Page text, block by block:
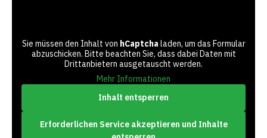
Sie müssen den Inhalt von hCaptcha laden, um das Formular
abzuschicken. Bitte beachten Sie, dass dabei Daten mit
Drittanbietern ausgetauscht werden.
Mehr Informationen
Inhalt entsperren
Erforderlichen Service akzeptieren und Inhalte